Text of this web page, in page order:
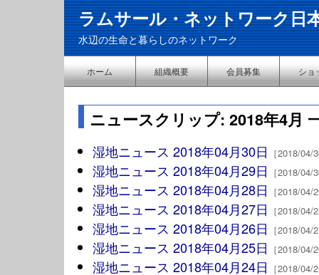
ラムサール・ネットワーク日
水辺の生命と暮らしのネットワーク
ホーム 組織概要 会員募集 ショ
ニュースクリップ: 2018年4月
湿地ニュース 2018年04月30日 ［2018/04/
湿地ニュース 2018年04月29日 ［2018/04/
湿地ニュース 2018年04月28日 ［2018/04/
湿地ニュース 2018年04月27日 ［2018/04/
湿地ニュース 2018年04月26日 ［2018/04/
湿地ニュース 2018年04月25日 ［2018/04/
湿地ニュース 2018年04月24日 ［2018/04/